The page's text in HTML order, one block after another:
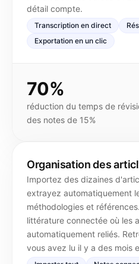
détail compte.
Transcription en direct
Exportation en un clic
70%
réduction du temps de
des notes de 15%
Organisation des
Importez des dizaines
extrayez automatiquement
méthodologies et
littérature connectée où les
automatiquement reliés.
vous avez lu il y a des mois